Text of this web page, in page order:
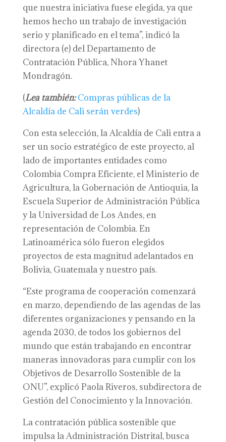
que nuestra iniciativa fuese elegida, ya que
hemos hecho un trabajo de investigación
serio y planificado en el tema”, indicó la
directora (e) del Departamento de
Contratación Pública, Nhora Yhanet
Mondragón.
(Lea también: Compras públicas de la
Alcaldía de Cali serán verdes)
Con esta selección, la Alcaldía de Cali entra a
ser un socio estratégico de este proyecto, al
lado de importantes entidades como
Colombia Compra Eficiente, el Ministerio de
Agricultura, la Gobernación de Antioquia, la
Escuela Superior de Administración Pública
y la Universidad de Los Andes, en
representación de Colombia. En
Latinoamérica sólo fueron elegidos
proyectos de esta magnitud adelantados en
Bolivia, Guatemala y nuestro país.
“Este programa de cooperación comenzará
en marzo, dependiendo de las agendas de las
diferentes organizaciones y pensando en la
agenda 2030, de todos los gobiernos del
mundo que están trabajando en encontrar
maneras innovadoras para cumplir con los
Objetivos de Desarrollo Sostenible de la
ONU”, explicó Paola Riveros, subdirectora de
Gestión del Conocimiento y la Innovación.
La contratación pública sostenible que
impulsa la Administración Distrital, busca